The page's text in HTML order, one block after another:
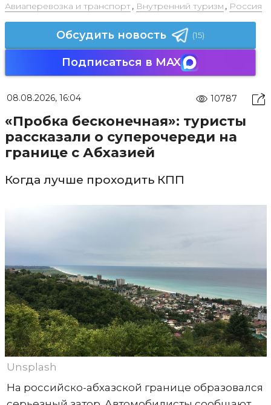
Авиаперевозка и транспорт, Внутренний туризм , Россия
Обсудить новость (15)
Подписаться в MAX
08.08.2026, 16:04 10787
«Пробка бесконечная»: туристы
рассказали о суперочереди на
границе с Абхазией
Когда лучше проходить КПП
Unsplash
На российско-абхазской границе образовался